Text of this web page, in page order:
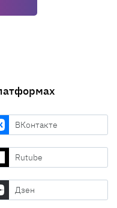
ВКонтакте
Rutube
Дзен